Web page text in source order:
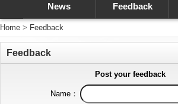
News Feedback
Home > Feedback
Feedback
Post your feedback
Name：